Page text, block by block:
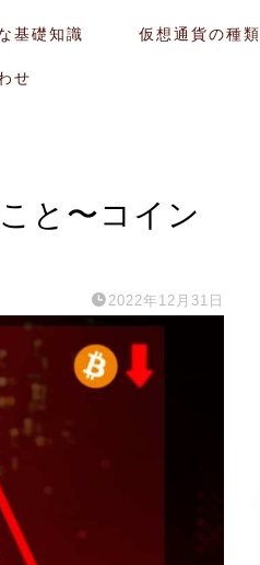
基礎知識 仮想通貨の種類
せ
と〜コイン
2022年12月31日